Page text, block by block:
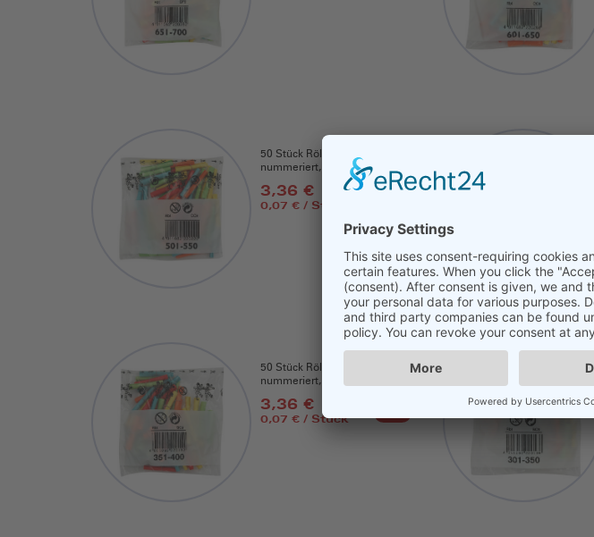
50 Stück Röllchenlose Gewinn
nummeriert, bunt, 501-550
3,36 €
0,07 € / Stück
50 Stück Röllchenlose Gewinn
nummeriert, bunt, 351-400
3,36 €
0,07 € / Stück